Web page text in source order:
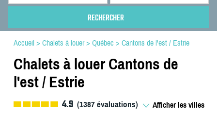
Accueil > Chalets à louer> Québec > Cantons de l'est / Estrie
Chalets à louer Cantons de
l'est / Estrie
4.9 (1387évaluations) Afficher les villes